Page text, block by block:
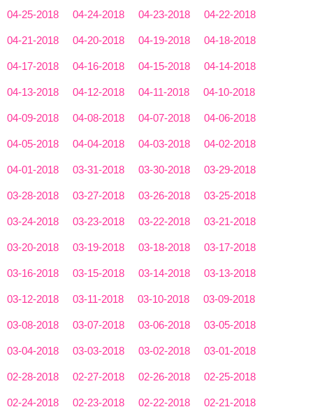
04-25-2018 04-24-2018 04-23-2018 04-22-2018
04-21-2018 04-20-2018 04-19-2018 04-18-2018
04-17-2018 04-16-2018 04-15-2018 04-14-2018
04-13-2018 04-12-2018 04-11-2018 04-10-2018
04-09-2018 04-08-2018 04-07-2018 04-06-2018
04-05-2018 04-04-2018 04-03-2018 04-02-2018
04-01-2018 03-31-2018 03-30-2018 03-29-2018
03-28-2018 03-27-2018 03-26-2018 03-25-2018
03-24-2018 03-23-2018 03-22-2018 03-21-2018
03-20-2018 03-19-2018 03-18-2018 03-17-2018
03-16-2018 03-15-2018 03-14-2018 03-13-2018
03-12-2018 03-11-2018 03-10-2018 03-09-2018
03-08-2018 03-07-2018 03-06-2018 03-05-2018
03-04-2018 03-03-2018 03-02-2018 03-01-2018
02-28-2018 02-27-2018 02-26-2018 02-25-2018
02-24-2018 02-23-2018 02-22-2018 02-21-2018